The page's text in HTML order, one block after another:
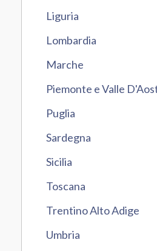
Liguria
Lombardia
Marche
Piemonte e Valle
Puglia
Sardegna
Sicilia
Toscana
Trentino Alto Adige
Umbria